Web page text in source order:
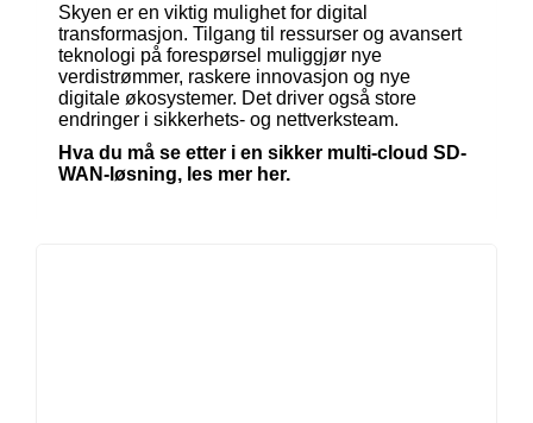
Skyen er en viktig mulighet for digital
transformasjon. Tilgang til ressurser og avansert
teknologi på forespørsel muliggjør nye
verdistrømmer, raskere innovasjon og nye
digitale økosystemer. Det driver også store
endringer i sikkerhets- og nettverksteam.
Hva du må se etter i en sikker multi-cloud SD-
WAN-løsning, les mer her.